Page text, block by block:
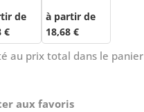
de
€
à partir de
18,68 €
au prix total dans le panier
aux favoris